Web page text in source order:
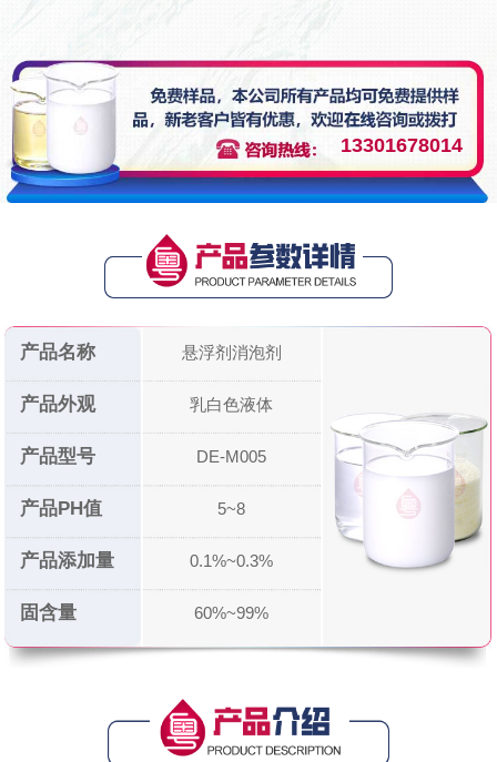
13301678014
产品名称
产品外观
产品型号
产品PH值
产品添加量
固含量
悬浮剂消泡剂
乳白色液体
DE-M005
5~8
0.1%~0.3%
60%~99%